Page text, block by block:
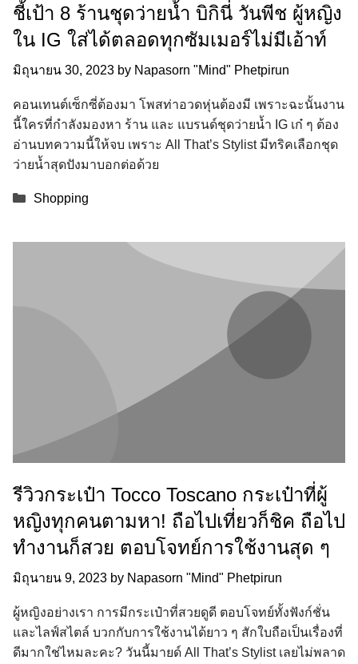
ชี้เป้า 8 ร้านชุดว่ายน้ำ บิกินี่ วันพีช ผู้หญิง
ใน IG ใส่ได้ตลอดทุกซัมเมอร์ไม่มีเอ้าท์
มิถุนายน 30, 2023 by Napasorn "Mind" Phetpirun
คอนเทนต์เซ็กซี่ต้องมา โพสท่าอวดหุ่นต้องมี เพราะฉะนั้นงาน
นี้ใครที่กำลังมองหา ร้าน และ แบรนด์ชุดว่ายน้ำ IG เก๋ ๆ ต้อง
อ่านบทความนี้ให้จบ เพราะ All That’s Stylist มีทริคเลือกชุด
ว่ายน้ำสุดปังมาบอกต่อด้วย
Categories
Shopping
รีวิวกระเป๋า Tocco Toscano กระเป๋าที่ผู้
หญิงทุกคนตามหา! ถือไปเที่ยวก็ชิค ถือไป
ทำงานก็สวย ตอบโจทย์การใช้งานสุด ๆ
มิถุนายน 9, 2023 by Napasorn "Mind" Phetpirun
ผู้หญิงอย่างเรา การมีกระเป๋าที่สวยดูดี ตอบโจทย์ทั้งฟังก์ชั่น
และไลฟ์สไตล์ บวกกับการใช้งานได้ยาว ๆ สักใบถือเป็นเรื่องที่
ดีมากใช่ไหมละคะ? วันนี้มายด์ All That’s Stylist เลยไม่พลาด